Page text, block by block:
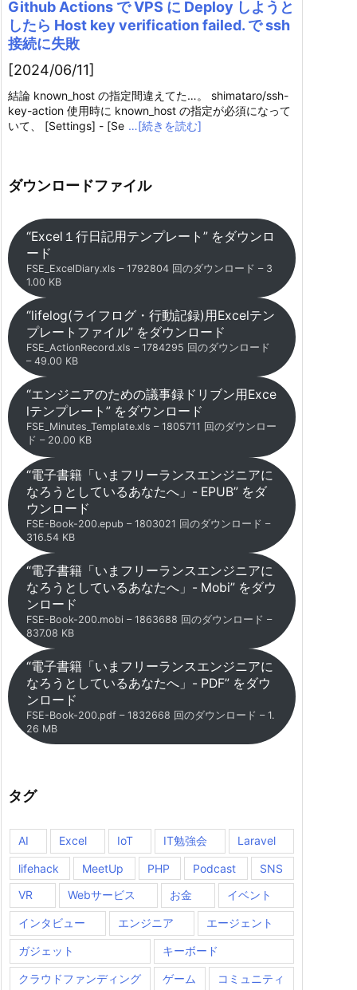
Github Actions で VPS に Deploy しようと
したら Host key verification failed. で ssh
接続に失敗
[2024/06/11]
結論 known_host の指定間違えてた…。 shimataro/ssh-
key-action 使用時に known_host の指定が必須になって
いて、 [Settings] - [Se …[続きを読む]
ダウンロードファイル
“Excel１行日記用テンプレート” をダウンロ
ード
FSE_ExcelDiary.xls – 1792804 回のダウンロード – 3
1.00 KB
“lifelog(ライフログ・行動記録)用Excelテン
プレートファイル” をダウンロード
FSE_ActionRecord.xls – 1784295 回のダウンロード
– 49.00 KB
“エンジニアのための議事録ドリブン用Exce
lテンプレート” をダウンロード
FSE_Minutes_Template.xls – 1805711 回のダウンロー
ド – 20.00 KB
“電子書籍「いまフリーランスエンジニアに
なろうとしているあなたへ」- EPUB” をダ
ウンロード
FSE-Book-200.epub – 1803021 回のダウンロード –
316.54 KB
“電子書籍「いまフリーランスエンジニアに
なろうとしているあなたへ」- Mobi” をダウ
ンロード
FSE-Book-200.mobi – 1863688 回のダウンロード –
837.08 KB
“電子書籍「いまフリーランスエンジニアに
なろうとしているあなたへ」- PDF” をダウ
ンロード
FSE-Book-200.pdf – 1832668 回のダウンロード – 1.
26 MB
タグ
AI Excel IoT IT勉強会 Laravel
lifehack MeetUp PHP Podcast
SNS
VR
Webサービス お金 イベント
インタビュー エンジニア エージェント
ガジェット キーボード
クラウドファンディング ゲーム コミュニティ